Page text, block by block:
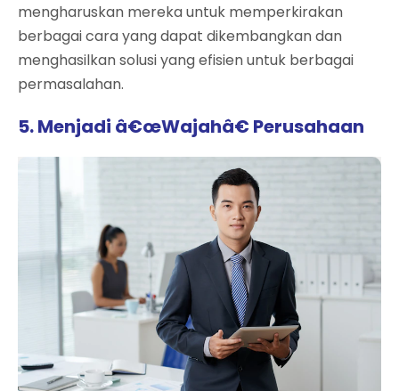
mengharuskan mereka untuk memperkirakan
berbagai cara yang dapat dikembangkan dan
menghasilkan solusi yang efisien untuk berbagai
permasalahan.
5. Menjadi â€œWajahâ€ Perusahaan